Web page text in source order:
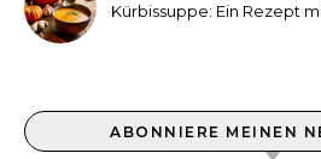
Kürbissuppe: Ein Rezept
ABONNIERE MEINEN